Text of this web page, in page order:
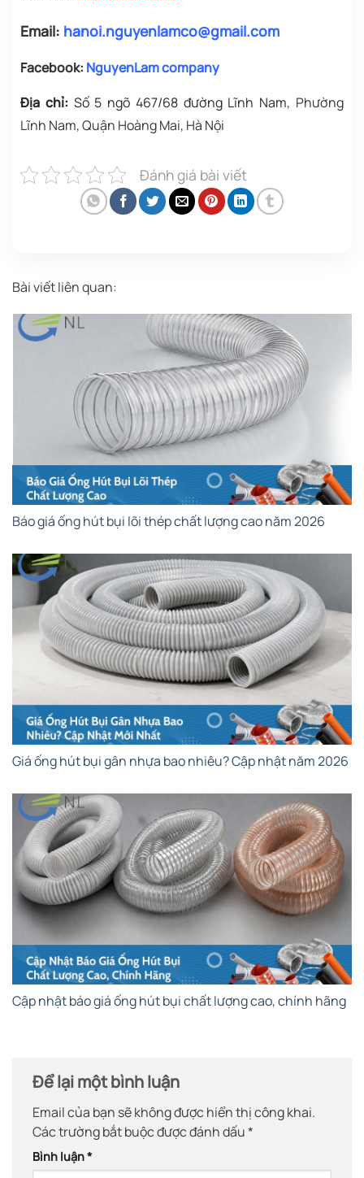
Email: hanoi.nguyenlamco@gmail.com
Facebook: NguyenLam company
Địa chỉ: Số 5 ngõ 467/68 đường Lĩnh Nam, Phường
Lĩnh Nam, Quận Hoàng Mai, Hà Nội
Đánh giá bài viết
Bài viết liên quan:
Báo giá ống hút bụi lõi thép chất lượng cao năm 2026
Giá ống hút bụi gân nhựa bao nhiêu? Cập nhật năm 2026
Cập nhật báo giá ống hút bụi chất lượng cao, chính hãng
Để lại một bình luận
Email của bạn sẽ không được hiển thị công khai.
Các trường bắt buộc được đánh dấu*
Bình luận*